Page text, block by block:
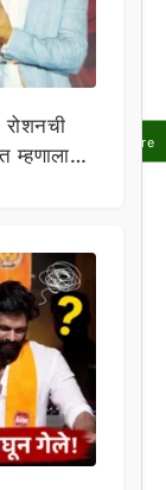
Share
म्हणाला…